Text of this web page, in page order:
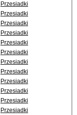
Przesiadki
Przesiadki
Przesiadki
Przesiadki
Przesiadki
Przesiadki
Przesiadki
Przesiadki
Przesiadki
Przesiadki
Przesiadki
Przesiadki